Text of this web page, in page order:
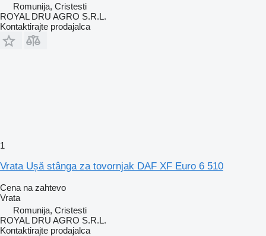
Romunija, Cristesti
ROYAL DRU AGRO S.R.L.
Kontaktirajte prodajalca
1
Vrata Ușă stânga za tovornjak DAF XF Euro 6 510
Cena na zahtevo
Vrata
Romunija, Cristesti
ROYAL DRU AGRO S.R.L.
Kontaktirajte prodajalca